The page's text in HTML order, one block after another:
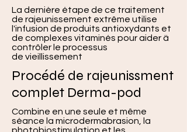
La dernière étape de ce traitement
de rajeunissement extrême utilise
l'infusion de produits antioxydants et
de complexes vitaminés pour aider ä
contrôler le processus
de vieillissement
Procédé de rajeunissment
complet Derma-pod
Combine en une seule et même
séance la microdermabrasion, la